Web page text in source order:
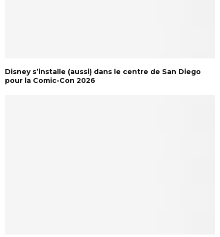
Disney s’installe (aussi) dans le centre de San Diego
pour la Comic-Con 2026